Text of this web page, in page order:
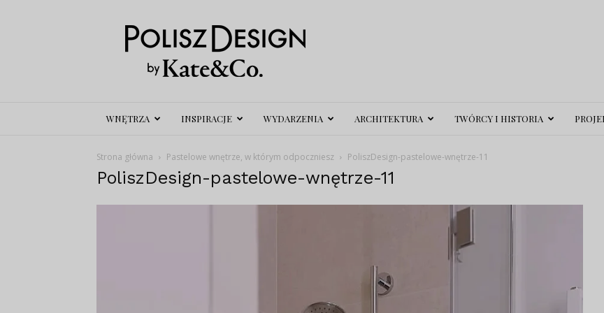
Polisz
Design
WNĘTRZA INSPIRACJE WYDARZENIA ARCHITEKTURA TWÓRCY I HISTORIA
Strona główna Pastelowe wnętrze, w którym odpoczniesz PoliszDesign-pastelowe-wnętrze-11
PoliszDesign-pastelowe-wnętrze-11